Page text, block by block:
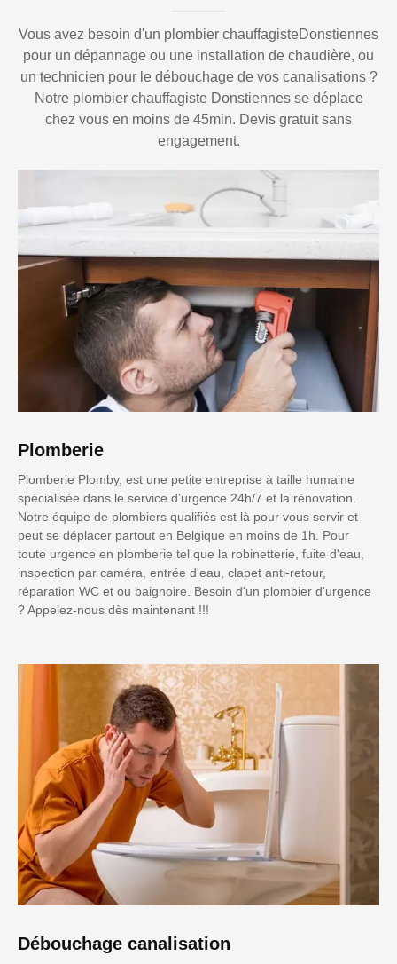
Vous avez besoin d'un plombier chauffagisteDonstiennes
pour un dépannage ou une installation de chaudière, ou
un technicien pour le débouchage de vos canalisations ?
Notre plombier chauffagiste Donstiennes se déplace
chez vous en moins de 45min. Devis gratuit sans
engagement.
Plomberie
Plomberie Plomby, est une petite entreprise à taille humaine
spécialisée dans le service d’urgence 24h/7 et la rénovation.
Notre équipe de plombiers qualifiés est là pour vous servir et
peut se déplacer partout en Belgique en moins de 1h. Pour
toute urgence en plomberie tel que la robinetterie, fuite d'eau,
inspection par caméra, entrée d'eau, clapet anti-retour,
réparation WC et ou baignoire. Besoin d'un plombier d'urgence
? Appelez-nous dès maintenant !!!
Débouchage canalisation